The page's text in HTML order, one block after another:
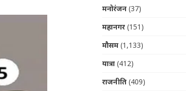
मनोरंजन(37)
महानगर(151)
मौसम(1,133)
यात्रा(412)
राजनीति(409)